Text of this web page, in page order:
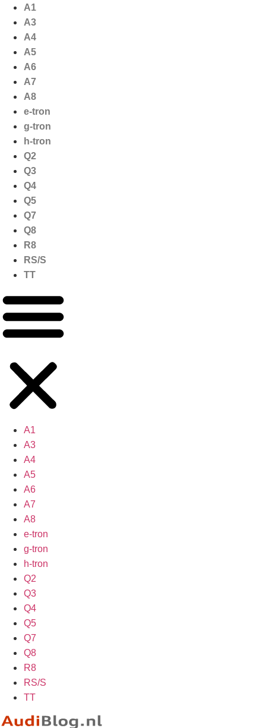
naar
inhoud
A1
A3
A4
A5
A6
A7
A8
e-tron
g-tron
h-tron
Q2
Q3
Q4
Q5
Q7
Q8
R8
RS/S
TT
A1
A3
A4
A5
A6
A7
A8
e-tron
g-tron
h-tron
Q2
Q3
Q4
Q5
Q7
Q8
R8
RS/S
TT